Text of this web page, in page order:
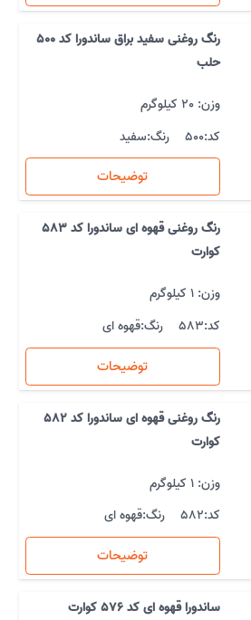
رنگ روغنی سفید براق ساندورا کد 500
حلب
وزن: 20 کیلوگرم
کد:500 رنگ:سفید
توضیحات
رنگ روغنی قهوه ای ساندورا کد 583
کوارت
وزن: 1 کیلوگرم
کد:583 رنگ:قهوه ای
توضیحات
رنگ روغنی قهوه ای ساندورا کد 582
کوارت
وزن: 1 کیلوگرم
کد:582 رنگ:قهوه ای
توضیحات
ساندورا قهوه ای کد 576 کوارت